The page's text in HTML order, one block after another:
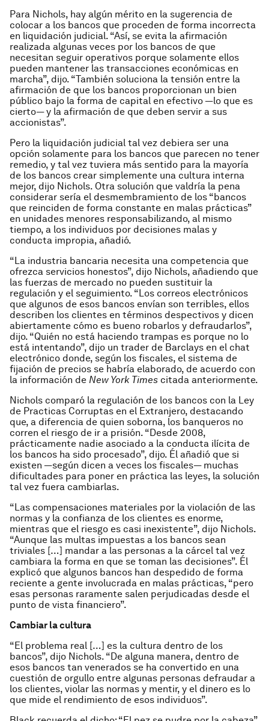
Para Nichols, hay algún mérito en la sugerencia de
colocar a los bancos que proceden de forma incorrecta
en liquidación judicial. “Así, se evita la afirmación
realizada algunas veces por los bancos de que
necesitan seguir operativos porque solamente ellos
pueden mantener las transacciones económicas en
marcha”, dijo. “También soluciona la tensión entre la
afirmación de que los bancos proporcionan un bien
público bajo la forma de capital en efectivo —lo que es
cierto— y la afirmación de que deben servir a sus
accionistas”.
Pero la liquidación judicial tal vez debiera ser una
opción solamente para los bancos que parecen no tener
remedio, y tal vez tuviera más sentido para la mayoría
de los bancos crear simplemente una cultura interna
mejor, dijo Nichols. Otra solución que valdría la pena
considerar sería el desmembramiento de los “bancos
que reinciden de forma constante en malas prácticas”
en unidades menores responsabilizando, al mismo
tiempo, a los individuos por decisiones malas y
conducta impropia, añadió.
“La industria bancaria necesita una competencia que
ofrezca servicios honestos”, dijo Nichols, añadiendo que
las fuerzas de mercado no pueden sustituir la
regulación y el seguimiento. “Los correos electrónicos
que algunos de esos bancos envían son terribles, ellos
describen los clientes en términos despectivos y dicen
abiertamente cómo es bueno robarlos y defraudarlos”,
dijo. “Quién no está haciendo trampas es porque no lo
está intentando”, dijo un trader de Barclays en el chat
electrónico donde, según los fiscales, el sistema de
fijación de precios se habría elaborado, de acuerdo con
la información de New York Times citada anteriormente.
Nichols comparó la regulación de los bancos con la Ley
de Practicas Corruptas en el Extranjero, destacando
que, a diferencia de quien soborna, los banqueros no
corren el riesgo de ir a prisión. “Desde 2008,
prácticamente nadie asociado a la conducta ilícita de
los bancos ha sido procesado”, dijo. Él añadió que si
existen —según dicen a veces los fiscales— muchas
dificultades para poner en práctica las leyes, la solución
tal vez fuera cambiarlas.
“Las compensaciones materiales por la violación de las
normas y la confianza de los clientes es enorme,
mientras que el riesgo es casi inexistente”, dijo Nichols.
“Aunque las multas impuestas a los bancos sean
triviales […] mandar a las personas a la cárcel tal vez
cambiara la forma en que se toman las decisiones”. Él
explicó que algunos bancos han despedido de forma
reciente a gente involucrada en malas prácticas, “pero
esas personas raramente salen perjudicadas desde el
punto de vista financiero”.
Cambiar la cultura
“El problema real […] es la cultura dentro de los
bancos”, dijo Nichols. “De alguna manera, dentro de
esos bancos tan venerados se ha convertido en una
cuestión de orgullo entre algunas personas defraudar a
los clientes, violar las normas y mentir, y el dinero es lo
que mide el rendimiento de esos individuos”.